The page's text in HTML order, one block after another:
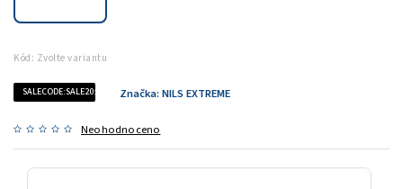
Kód: Zvolte variantu
SALECODE:SALE20:20:%
Neohodnoceno
Značka: NILS EXTREME